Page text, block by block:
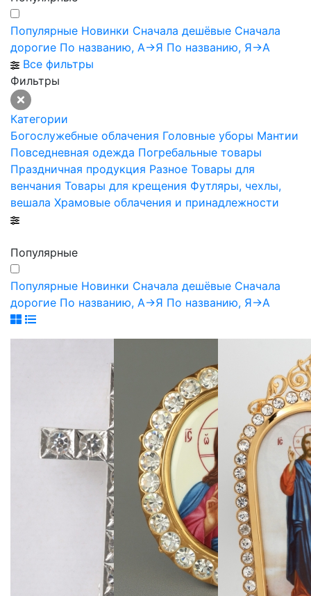
Популярные Новинки Сначала дешёвые Сначала
дорогие По названию, А->Я По названию, Я->А
Все фильтры
Фильтры
Категории
Богослужебные облачения Головные уборы Мантии
Повседневная одежда Погребальные товары
Праздничная продукция Разное Товары для
венчания Товары для крещения Футляры, чехлы,
вешала Храмовые облачения и принадлежности
Популярные
Популярные Новинки Сначала дешёвые Сначала
дорогие По названию, А->Я По названию, Я->А